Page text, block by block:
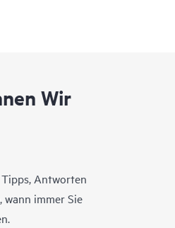
Wir
Antworten
wann immer Sie